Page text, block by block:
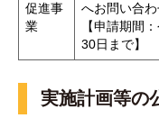
促進事
業
へお問い合わ
【申請期間
30日まで】
実施計画等の